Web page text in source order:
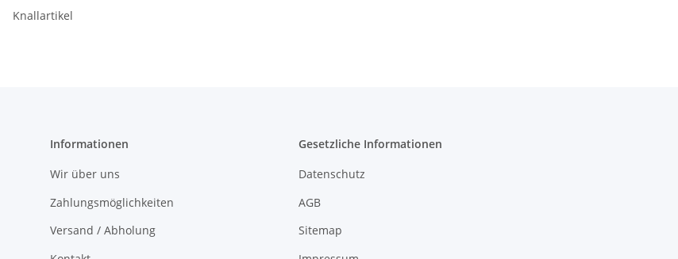
Knallartikel
Informationen
Wir über uns
Zahlungsmöglichkeiten
Versand / Abholung
Gesetzliche Informationen
Datenschutz
AGB
Sitemap